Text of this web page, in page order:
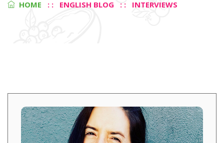
HOME : : ENGLISH BLOG : : INTERVIEWS